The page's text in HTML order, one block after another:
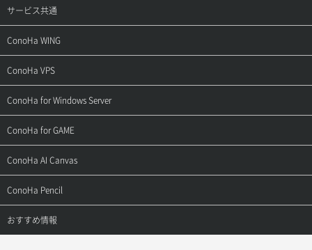
サービス共通
サポートトップ
ご契約・お支払い
用語集
お問い合わせ
ConoHa WING
サポートトップ
ご利用ガイド
お乗り換えガイド
よくある質問
ConoHa VPS
サポートトップ
ご利用ガイド
APIドキュメントVPS2.0
APIドキュメントVPS3.0
ConoHa for Windows Server
サポートトップ
ご利用ガイド
APIドキュメントVPS2.0
APIドキュメントVPS3.0
ConoHa for GAME
サポートトップ
ご利用ガイド
ConoHa AI Canvas
サポートトップ
ご利用ガイド
ConoHa Pencil
サポートトップ
おすすめ情報